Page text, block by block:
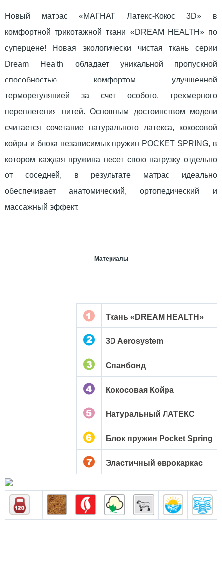
Новый матрас «МАГНАТ Латекс-Кокос 3D» в
комфортной трикотажной ткани «DREAM HEALTH» по
суперцене! Новая экологически чистая ткань серии
Dream Health обладает уникальной пропускной
способностью, комфортом, улучшенной
терморегуляцией за счет особого, трехмерного
переплетения нитей. Основным достоинством модели
считается сочетание натурального латекса, кокосовой
койры и блока независимых пружин POCKET SPRING, в
котором каждая пружина несет свою нагрузку отдельно
от соседней, в результате матрас идеально
обеспечивает анатомический, ортопедический и
массажный эффект.
Материалы
Ткань «DREAM HEALTH»
3D Aerosystem
Спанбонд
Кокосовая Койра
Натуральный ЛАТЕКС
Блок пружин Pocket Spring
Эластичный еврокаркас